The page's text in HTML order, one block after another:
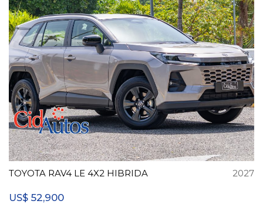
TOYOTA RAV4 LE 4X2 HIBRIDA 2027
US$ 52,900